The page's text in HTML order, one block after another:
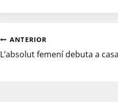
ANTERIOR
L’absolut femení debuta a casa